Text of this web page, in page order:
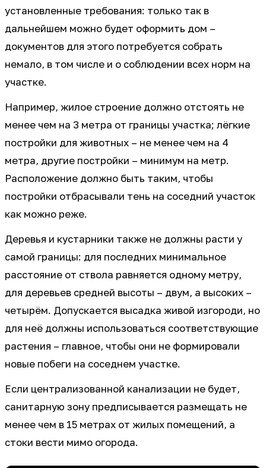
установленные требования: только так в
дальнейшем можно будет оформить дом –
документов для этого потребуется собрать
немало, в том числе и о соблюдении всех норм на
участке.
Например, жилое строение должно отстоять не
менее чем на 3 метра от границы участка; лёгкие
постройки для животных – не менее чем на 4
метра, другие постройки – минимум на метр.
Расположение должно быть таким, чтобы
постройки отбрасывали тень на соседний участок
как можно реже.
Деревья и кустарники также не должны расти у
самой границы: для последних минимальное
расстояние от ствола равняется одному метру,
для деревьев средней высоты – двум, а высоких –
четырём. Допускается высадка живой изгороди, но
для неё должны использоваться соответствующие
растения – главное, чтобы они не формировали
новые побеги на соседнем участке.
Если централизованной канализации не будет,
санитарную зону предписывается размещать не
менее чем в 15 метрах от жилых помещений, а
стоки вести мимо огорода.